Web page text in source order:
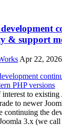
& support
Apr 22,
to
to newer
continuing the
3.x (we